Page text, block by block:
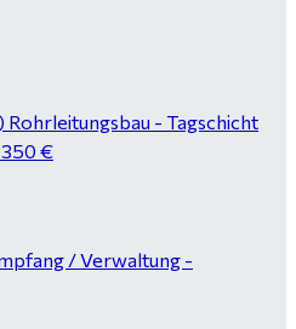
- Tagschicht
€
/ Verwaltung -